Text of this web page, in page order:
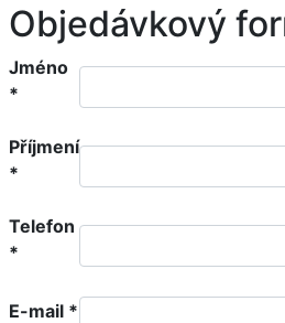
Objedávkový
Jméno
*
Příjmení
*
Telefon
*
E-mail *